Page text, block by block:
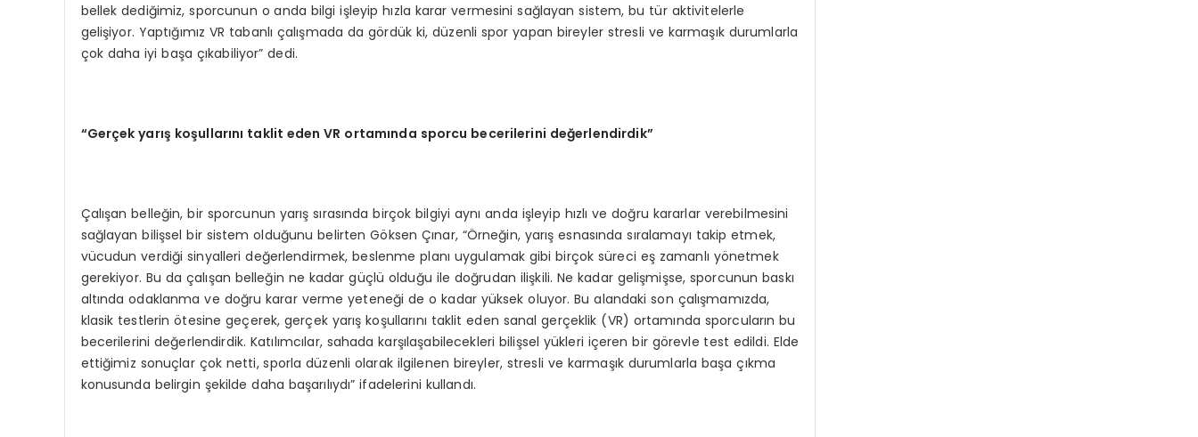
bellek dediğimiz, sporcunun o anda bilgi işleyip hızla karar vermesini sağlayan sistem, bu tür aktivitelerle
gelişiyor. Yaptığımız VR tabanlı çalışmada da gördük ki, düzenli spor yapan bireyler stresli ve karmaşık durumlarla
çok daha iyi başa çıkabiliyor” dedi.
“Gerçek yarış koşullarını taklit eden VR ortamında sporcu becerilerini değerlendirdik”
Çalışan belleğin, bir sporcunun yarış sırasında birçok bilgiyi aynı anda işleyip hızlı ve doğru kararlar verebilmesini
sağlayan bilişsel bir sistem olduğunu belirten Göksen Çınar, “Örneğin, yarış esnasında sıralamayı takip etmek,
vücudun verdiği sinyalleri değerlendirmek, beslenme planı uygulamak gibi birçok süreci eş zamanlı yönetmek
gerekiyor. Bu da çalışan belleğin ne kadar güçlü olduğu ile doğrudan ilişkili. Ne kadar gelişmişse, sporcunun baskı
altında odaklanma ve doğru karar verme yeteneği de o kadar yüksek oluyor. Bu alandaki son çalışmamızda,
klasik testlerin ötesine geçerek, gerçek yarış koşullarını taklit eden sanal gerçeklik (VR) ortamında sporcuların bu
becerilerini değerlendirdik. Katılımcılar, sahada karşılaşabilecekleri bilişsel yükleri içeren bir görevle test edildi. Elde
ettiğimiz sonuçlar çok netti, sporla düzenli olarak ilgilenen bireyler, stresli ve karmaşık durumlarla başa çıkma
konusunda belirgin şekilde daha başarılıydı” ifadelerini kullandı.